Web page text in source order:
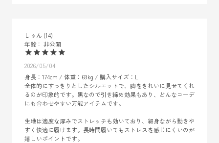
しゅん 14
非公開
2026/05/04
身長：174cm / 体重：69kg / 購入サイズ：L
全体的にすっきりとしたシルエットで、脚をきれいに見せてくれ
るのが印象的です。黒なので引き締め効果もあり、どんなコーデ
にも合わせやすい万能アイテムです。
生地は適度な厚みでストレッチも効いており、細身ながら動きや
すく快適に履けます。長時間履いてもストレスを感じにくいのが
嬉しいポイントです。